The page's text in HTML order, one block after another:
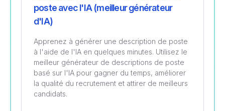
poste avec l'IA (meilleur générateur
d'IA)
Apprenez à générer une description de poste
à l'aide de l'IA en quelques minutes. Utilisez le
meilleur générateur de descriptions de poste
basé sur l'IA pour gagner du temps, améliorer
la qualité du recrutement et attirer de meilleurs
candidats.